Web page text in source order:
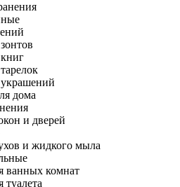
дома
и дверей
и жидкого мыла
ванных комнат
туалета